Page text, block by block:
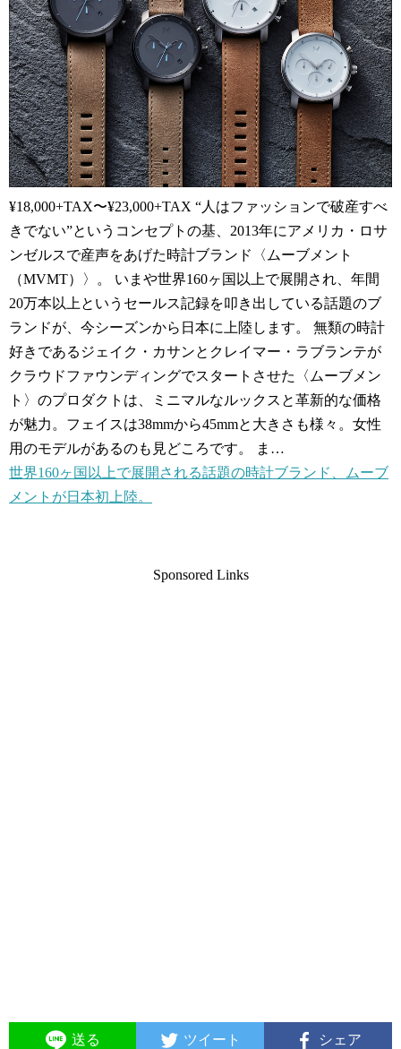
¥18,000+TAX〜¥23,000+TAX “人はファッションで破産すべ
きでない”というコンセプトの基、2013年にアメリカ・ロサ
ンゼルスで産声をあげた時計ブランド〈ムーブメント
（MVMT）〉。 いまや世界160ヶ国以上で展開され、年間
20万本以上というセールス記録を叩き出している話題のブ
ランドが、今シーズンから日本に上陸します。 無類の時計
好きであるジェイク・カサンとクレイマー・ラブランテが
クラウドファウンディングでスタートさせた〈ムーブメン
ト〉のプロダクトは、ミニマルなルックスと革新的な価格
が魅力。フェイスは38mmから45mmと大きさも様々。女性
用のモデルがあるのも見どころです。 ま…
世界160ヶ国以上で展開される話題の時計ブランド、ムーブ
メントが日本初上陸。
Sponsored Links
送る ツイート シェア